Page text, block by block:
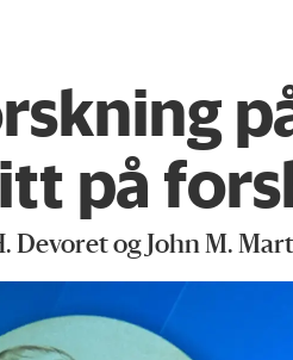
på
Devoret og John M.